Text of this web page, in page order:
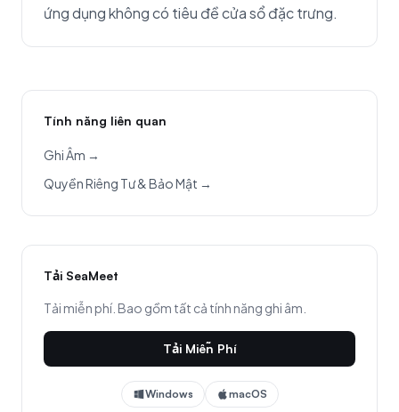
ứng dụng không có tiêu đề cửa sổ đặc trưng.
Tính năng liên quan
Ghi Âm →
Quyền Riêng Tư & Bảo Mật →
Tải SeaMeet
Tải miễn phí. Bao gồm tất cả tính năng ghi âm.
Tải Miễn Phí
Windows macOS